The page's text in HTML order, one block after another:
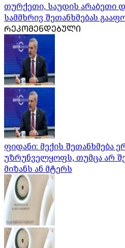
თურქეთი, საუდის არაბეთი
სამმხრივ შეთანხმებას
ᲠᲔᲙᲝᲛᲔᲜᲓᲔᲑᲣᲚᲘ
ფიდანი: მექის შეთანხმება
უზრუნველყოფს, თუმცა არ
მიზანს ან მტერს